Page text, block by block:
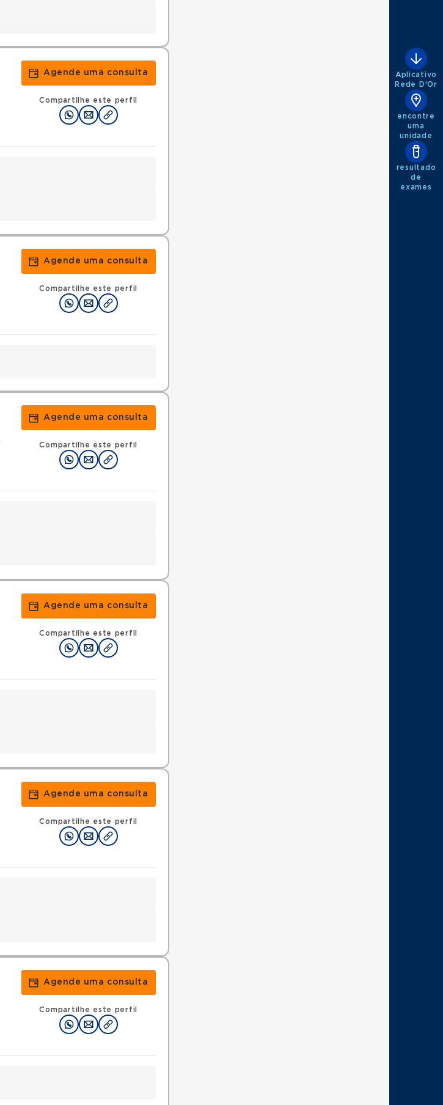
Agende uma consulta
Compartilhe este perfil
Agende uma consulta
Compartilhe este perfil
Agende uma consulta
Compartilhe este perfil
Agende uma consulta
Compartilhe este perfil
Agende uma consulta
Compartilhe este perfil
Agende uma consulta
Compartilhe este perfil
Aplicativo
Rede D'Or
encontre
uma
unidade
resultado
de
exames